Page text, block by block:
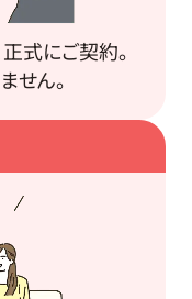
式にご契約。
せん。